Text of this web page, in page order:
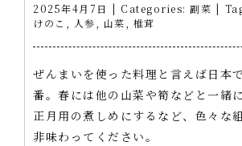
2025年4月7日 | Categories: 副菜 |
けのこ
人参 山菜 椎茸
ぜんまいを使った料理と言えば日本
番。春には他の山菜や筍などと一緒
正月用の煮しめにするなど、色々な
非味わってください。